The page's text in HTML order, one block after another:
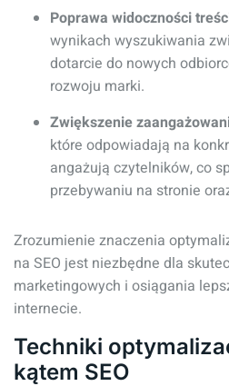
Poprawa widoczności
wynikach wyszukiwania
dotarcie do nowych
rozwoju marki.
Zwiększenie
które odpowiadają na
angażują czytelników, co
przebywaniu na stronie
Zrozumienie znaczenia
na SEO jest niezbędne dla
marketingowych i osiągania
internecie.
Techniki
kątem SEO